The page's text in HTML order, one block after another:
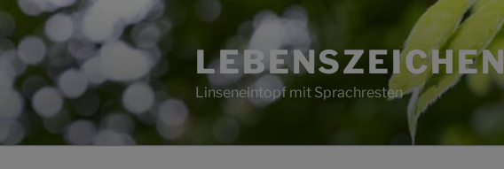
Zum
Inhalt
springen
LEBENSZEICHEN
Linseneintopf mit Sprachresten